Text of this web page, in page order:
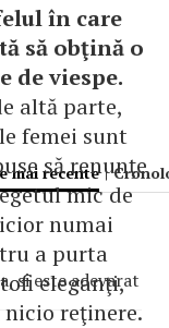
în care
să obţină o
de viespe.
altă parte,
femei sunt
să renunţe
mic de
numai
a purta
eleganţi,
nicio reţinere.
mai recente |
si este adevarat